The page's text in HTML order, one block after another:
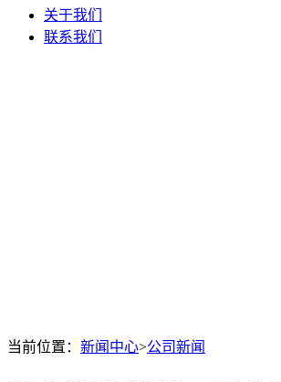
关于我们
联系我们
当前位置： 新闻中心>公司新闻